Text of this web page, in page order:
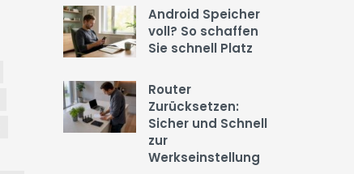
Android Speicher
voll? So schaffen
Sie schnell Platz
Router
Zurücksetzen:
Sicher und Schnell
zur
Werkseinstellung